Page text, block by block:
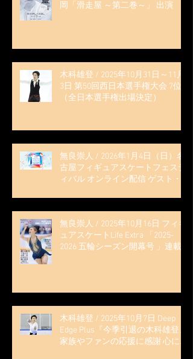
岡「滑走屋 ～第二巻～」 出演
木科雄登 / 2025年10月31日～11月
3日 第50回西日本選手権大会 7位
（全日本選手権出場決定）
無良崇人 / 2026年1月4日（日）名
古屋フィギュアスケートフェステ
ィバル オンライン配信 ゲスト・
無良崇人 / 2025年10月16日 フィギ
ュアスケートLife Extra 「2025-
2026 五輪シーズン開幕号 」連載
木科雄登 / 2025年10月7日 Deep
Edge Plus『今季引退の木科雄登、
家族やファンの応援に感謝 心に響